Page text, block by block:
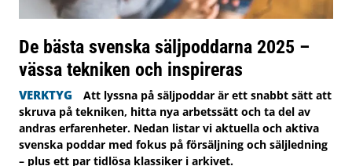
De bästa svenska säljpoddarna 2025 –
vässa tekniken och inspireras
VERKTYG
Att lyssna på säljpoddar är ett snabbt sätt att
skruva på tekniken, hitta nya arbetssätt och ta del av
andras erfarenheter. Nedan listar vi aktuella och aktiva
svenska poddar med fokus på försäljning och säljledning
– plus ett par tidlösa klassiker i arkivet.